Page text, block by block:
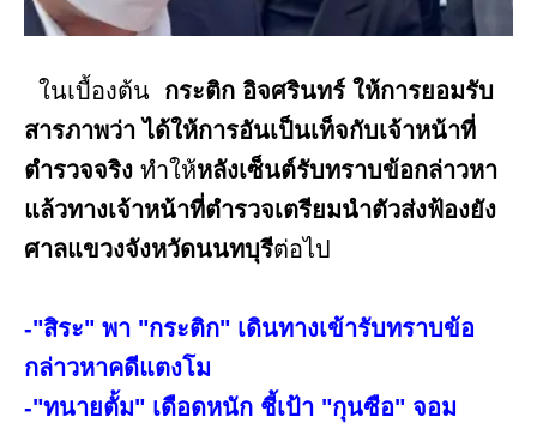
ในเบื้องต้น กระติก อิจศรินทร์ ให้การยอมรับ
สารภาพว่า ได้ให้การอันเป็นเท็จกับเจ้าหน้าที่
ตำรวจจริง ทำให้หลังเซ็นต์รับทราบข้อกล่าวหา
แล้วทางเจ้าหน้าที่ตำรวจเตรียมนำตัวส่งฟ้องยัง
ศาลแขวงจังหวัดนนทบุรีต่อไป
-"สิระ" พา "กระติก" เดินทางเข้ารับทราบข้อ
กล่าวหาคดีแตงโม
-"ทนายตั้ม" เดือดหนัก ชี้เป้า "กุนซือ" จอม